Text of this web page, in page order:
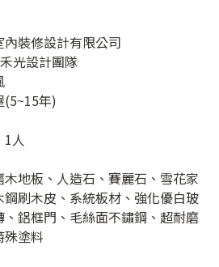
內裝修設計有限公司
光設計團隊
(5~15年)
1人
地板、人造石、賽麗石、雪花家
刷木皮、系統板材、強化優白玻
鋁框門、毛絲面不鏽鋼、超耐磨
殊塗料